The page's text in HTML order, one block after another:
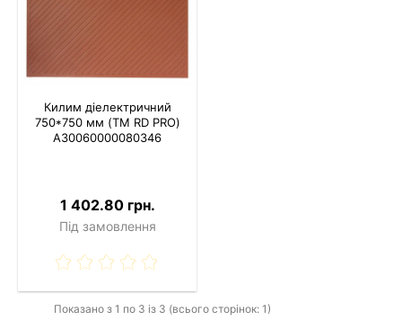
Килим діелектричний
750*750 мм (TM RD PRO)
A30060000080346
1 402.80 грн.
Під замовлення
Показано з 1 по 3 із 3 (всього сторінок: 1)